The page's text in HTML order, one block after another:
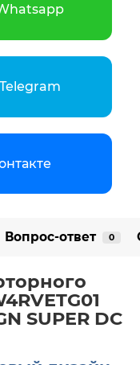
Вопрос-ответ 0
SUPER DC